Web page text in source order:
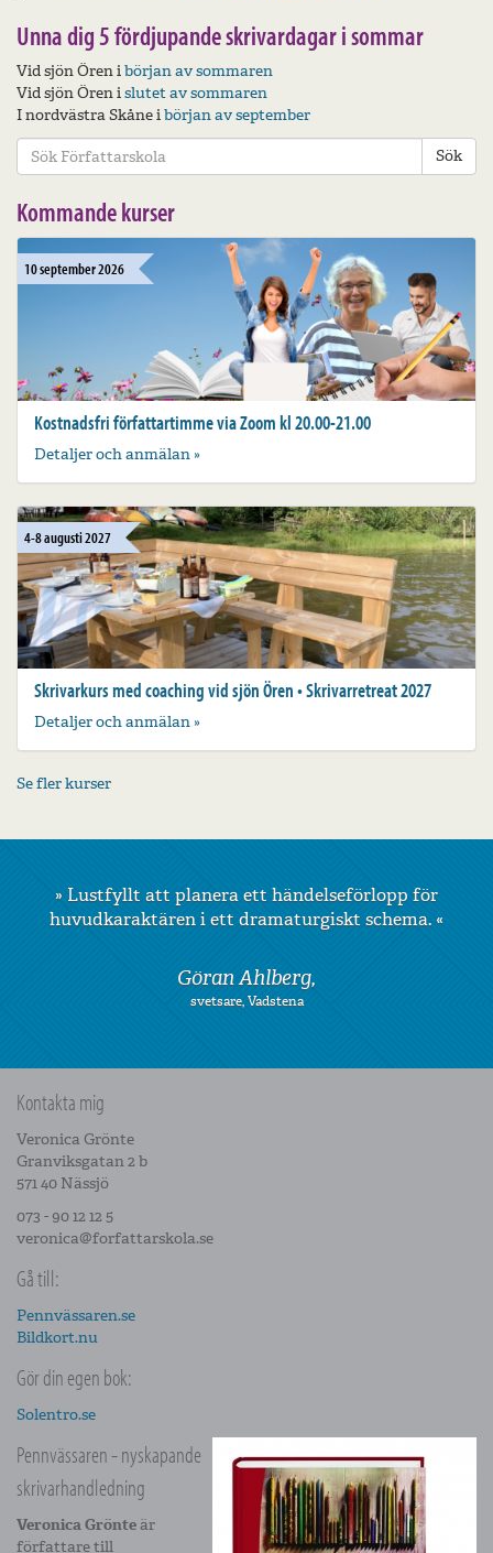
Unna dig 5 fördjupande skrivardagar i sommar
Vid sjön Ören ibörjan av sommaren
Vid sjön Ören islutet av sommaren
I nordvästra Skåne ibörjan av september
Sök
Kommande kurser
10 september 2026
Kostnadsfri författartimme via Zoom kl 20.00-21.00
Detaljer och anmälan »
4-8 augusti 2027
Skrivarkurs med coaching vid sjön Ören • Skrivarretreat 2027
Detaljer och anmälan »
Se fler kurser
» Lustfyllt att planera ett händelseförlopp för
huvudkaraktären i ett dramaturgiskt schema. «
Göran Ahlberg,
svetsare, Vadstena
Kontakta mig
Veronica Grönte
Granviksgatan 2 b
571 40 Nässjö
073 - 90 12 12 5
veronica@forfattarskola.se
Gå till:
Pennvässaren.se
Bildkort.nu
Gör din egen bok:
Solentro.se
Pennvässaren - nyskapande
skrivarhandledning
Veronica Grönteär
författare till